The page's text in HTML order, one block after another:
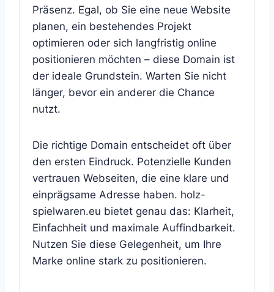
Präsenz. Egal, ob Sie eine neue Website
planen, ein bestehendes Projekt
optimieren oder sich langfristig online
positionieren möchten – diese Domain ist
der ideale Grundstein. Warten Sie nicht
länger, bevor ein anderer die Chance
nutzt.
Die richtige Domain entscheidet oft über
den ersten Eindruck. Potenzielle Kunden
vertrauen Webseiten, die eine klare und
einprägsame Adresse haben. holz-
spielwaren.eu bietet genau das: Klarheit,
Einfachheit und maximale Auffindbarkeit.
Nutzen Sie diese Gelegenheit, um Ihre
Marke online stark zu positionieren.